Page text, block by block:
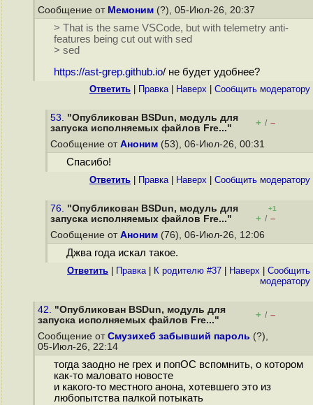
Сообщение от Мемоним (?), 05-Июл-26, 20:37
> That is the same VSCode, but with telemetry anti-
features being cut out with sed
> sed
https://ast-grep.github.io/ не будет удобнее?
Ответить Правка| Наверх Cообщить модератору
53. "Опубликован BSDun, модуль для
запуска исполняемых файлов Fre..."
+ / –
Сообщение от Аноним (53), 06-Июл-26, 00:31
Спасибо!
Ответить Правка| Наверх Cообщить модератору
76. "Опубликован BSDun, модуль для
запуска исполняемых файлов Fre..."
+1
+ / –
Сообщение от Аноним (76), 06-Июл-26, 12:06
Джва года искал такое.
Ответить Правка| К родителю #37 Наверх
Cообщить
модератору
42. "Опубликован BSDun, модуль для
запуска исполняемых файлов Fre..."
+ / –
Сообщение от Смузихеб забывший пароль (?),
05-Июл-26, 22:14
тогда заодно не грех и попОС вспомнить, о котором
как-то маловато новосте
и какого-то местного анона, хотевшего это из
любопытства палкой потыкать